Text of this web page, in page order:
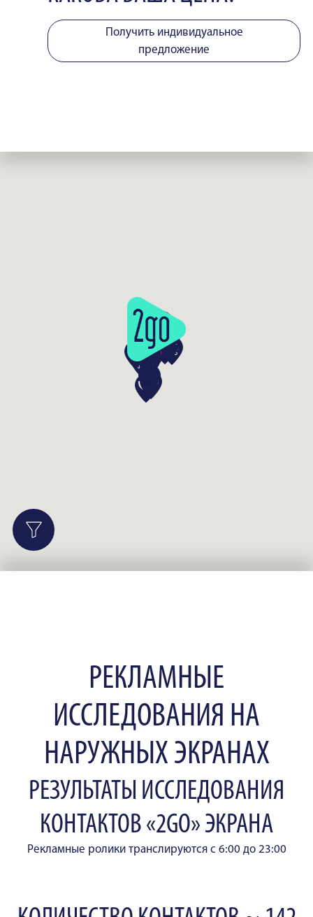
Получить индивидуальное
предложение
РЕКЛАМНЫЕ
ИССЛЕДОВАНИЯ НА
НАРУЖНЫХ ЭКРАНАХ
РЕЗУЛЬТАТЫ ИССЛЕДОВАНИЯ
КОНТАКТОВ «2GO» ЭКРАНА
Рекламные ролики транслируются с 6:00 до 23:00